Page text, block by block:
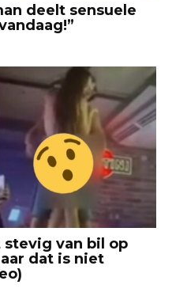
deelt sensuele
van bil op
dat is niet